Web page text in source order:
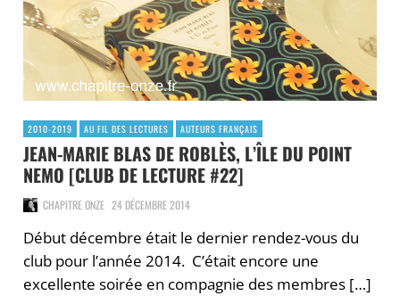
2010-2019 AU FIL DES LECTURES AUTEURS FRANÇAIS
JEAN-MARIE BLAS DE ROBLÈS, L’ÎLE DU POINT
NEMO [CLUB DE LECTURE #22]
CHAPITRE ONZE 24 DÉCEMBRE 2014
Début décembre était le dernier rendez-vous du
club pour l’année 2014. C’était encore une
excellente soirée en compagnie des membres […]